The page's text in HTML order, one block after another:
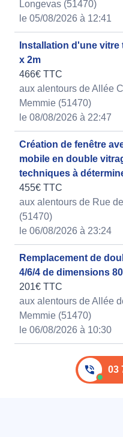
Longevas (51470)
le 05/08/2026 à 12:41
Installation d'une
x 2m
466€ TTC
aux alentours de Allée
Memmie (51470)
le 08/08/2026 à 22:47
Création de fenêtre
mobile en double
techniques à
455€ TTC
aux alentours de Rue
(51470)
le 06/08/2026 à 23:24
Remplacement de
4/6/4 de dimensions
201€ TTC
aux alentours de Allée
Memmie (51470)
le 06/08/2026 à 10:30
03